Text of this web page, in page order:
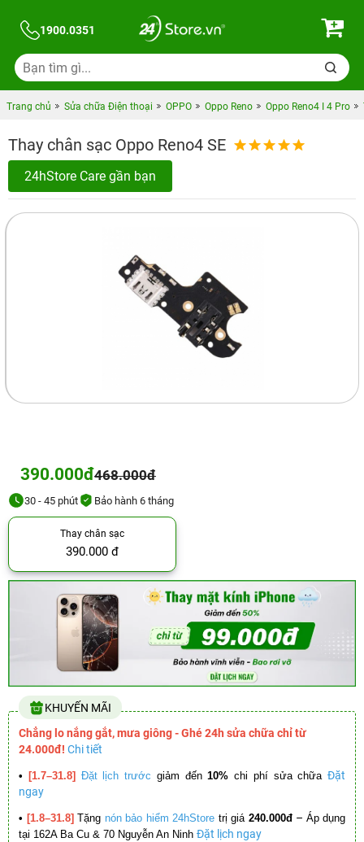
1900.0351
Trang chủ Sửa chữa Điện thoại OPPO Oppo Reno Oppo Reno4 I 4 Pro
Thay chân sạc Oppo Reno4 SE
24hStore Care gần bạn
390.000đ468.000đ
30 - 45 phút Bảo hành 6 tháng
Thay chân sạc
390.000 đ
KHUYẾN MÃI
Chẳng lo nắng gắt, mưa giông - Ghé 24h sửa chữa chỉ từ
24.000đ! Chi tiết
• [1.7–31.8] Đặt lịch trước giảm đến10% chi phí sửa chữa Đặt
ngay
• [1.8–31.8] Tặng nón bảo hiểm 24hStore trị giá 240.000đ – Áp dụng
tại 162A Ba Cu & 70 Nguyễn An Ninh Đặt lịch ngay